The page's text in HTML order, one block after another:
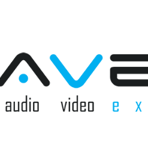
VINILA PLAŠU